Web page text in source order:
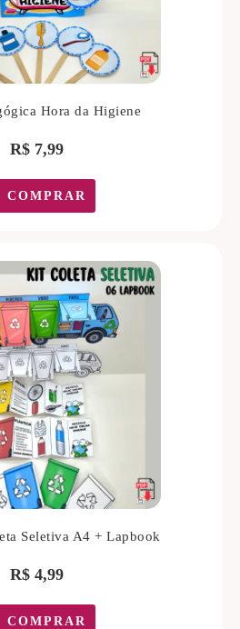
Hora da Higiene
R$7,99
COMPRAR
Seletiva A4 + Lapbook
R$4,99
COMPRAR